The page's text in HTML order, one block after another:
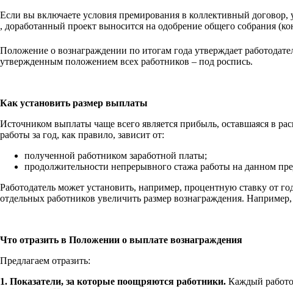
Если вы включаете условия премирования в коллективный договор,
, доработанный проект выносится на одобрение общего собрания
Положение о вознаграждении по итогам года утверждает
утвержденным положением всех работников – под роспись.
Как установить размер выплаты
Источником выплаты чаще всего является прибыль, оставшаяся в
работы за год, как правило, зависит от:
полученной работником заработной платы;
продолжительности непрерывного стажа работы на данном
Работодатель может установить, например, процентную ставку от
отдельных работников увеличить размер вознаграждения.
Что отразить в Положении о выплате вознаграждения
Предлагаем отразить:
1. Показатели, за которые поощряются работники. Каждый